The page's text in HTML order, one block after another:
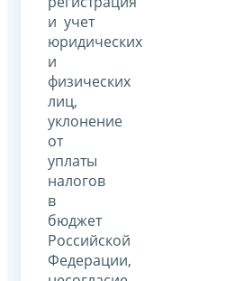
и учет
юридических
и
физических
лиц,
уклонение
от
уплаты
налогов
в
бюджет
Российской
Федерации,